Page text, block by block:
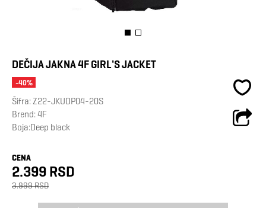
DEČIJA JAKNA 4F GIRL'S JACKET
-40%
Šifra:Z22-JKUDP04-20S
Brend:4F
Boja:Deep black
CENA
2.399 RSD
3.999 RSD